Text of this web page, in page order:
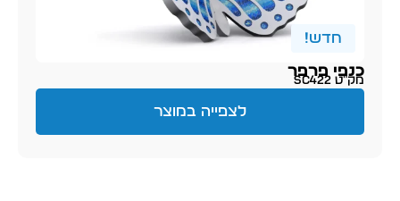
חדש!
כנפי פרפר
מק״ט SC422
לצפייה במוצר